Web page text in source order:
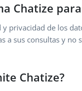
Chatize
privacidad de los
a sus consultas y no
Chatize?